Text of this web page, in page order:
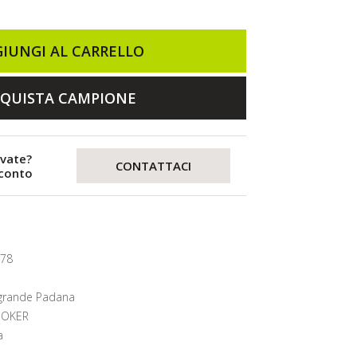
AL CARRELLO
CAMPIONE
CONTATTACI
Padana